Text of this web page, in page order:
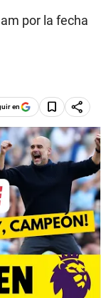
por la fecha
en